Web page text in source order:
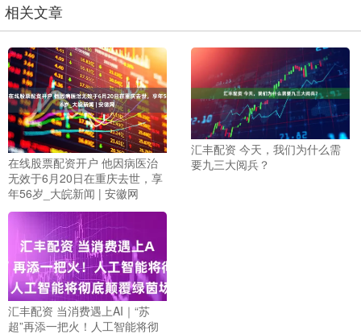
相关文章
在线股票配资开户 他因病医治
无效于6月20日在重庆去世，享
年56岁_大皖新闻 | 安徽网
汇丰配资 今天，我们为什么需
要九三大阅兵？
汇丰配资 当消费遇上AI｜“苏
超”再添一把火！人工智能将彻